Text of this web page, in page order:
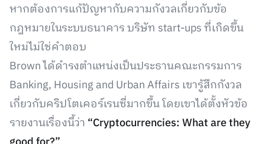
หากต้องการแก้ปัญหากับความกังวลเกี่ยวกับข้อ
กฎหมายในระบบธนาคาร บริษัท start-ups ที่เกิดขึ้น
ใหม่ไม่ใช่คำตอบ
Brown ได้ดำรงตำแหน่งเป็นประธานคณะกรรมการ
Banking, Housing and Urban Affairs เขารู้สึกกังวล
เกี่ยวกับคริปโตเคอร์เรนซี่มากขึ้น โดยเขาได้ตั้งหัวข้อ
รายงานเรื่องนี้ว่า “Cryptocurrencies: What are they